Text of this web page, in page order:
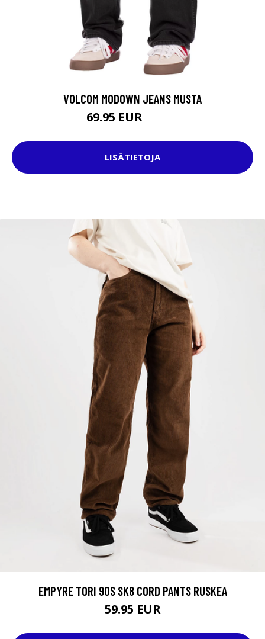
VOLCOM MODOWN JEANS MUSTA
69.95 EUR
LISÄTIETOJA
EMPYRE TORI 90S SK8 CORD PANTS RUSKEA
59.95 EUR